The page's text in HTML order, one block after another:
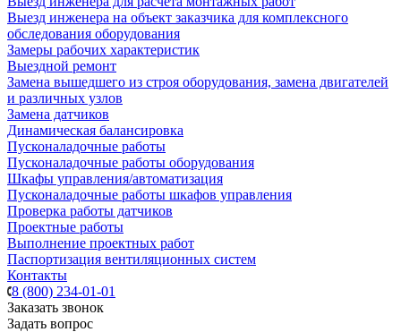
Выезд инженера на объект заказчика для комплексного
обследования оборудования
Замеры рабочих характеристик
Выездной ремонт
Замена вышедшего из строя оборудования, замена двигателей
и различных узлов
Замена датчиков
Динамическая балансировка
Пусконаладочные работы
Пусконаладочные работы оборудования
Шкафы управления/автоматизация
Пусконаладочные работы шкафов управления
Проверка работы датчиков
Проектные работы
Выполнение проектных работ
Паспортизация вентиляционных систем
Контакты
8 (800) 234-01-01
Заказать звонок
Задать вопрос